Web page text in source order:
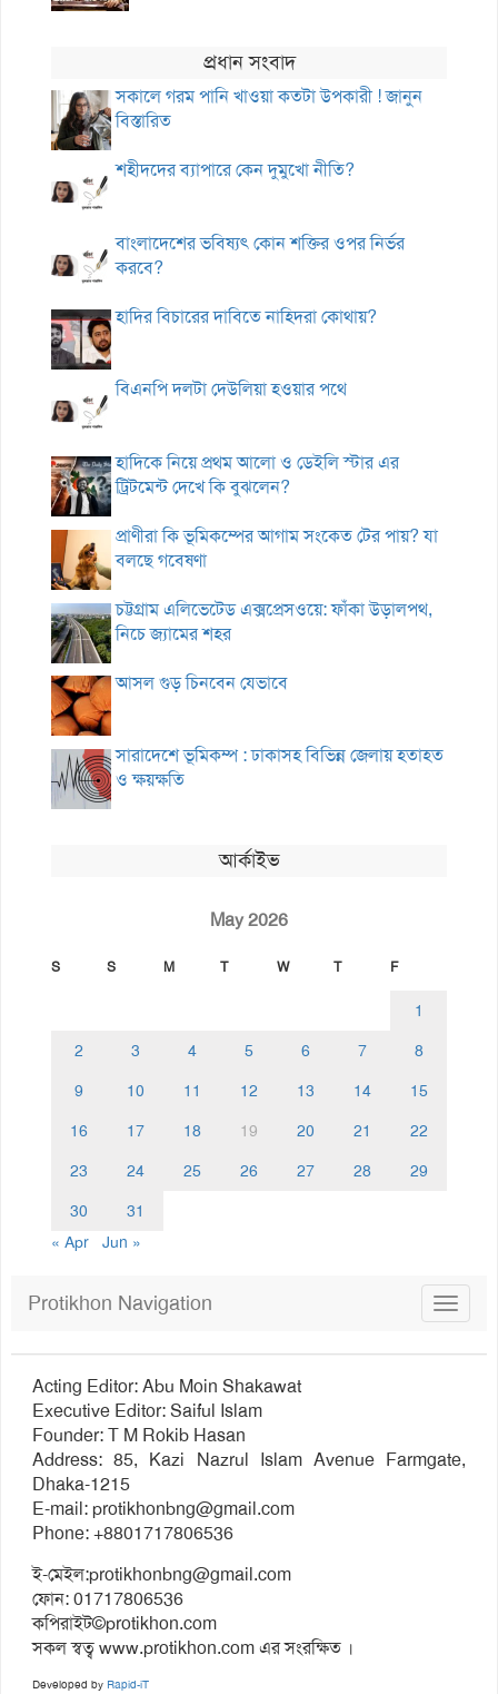
প্রধান সংবাদ
সকালে গরম পানি খাওয়া কতটা উপকারী ! জানুন
বিস্তারিত
শহীদদের ব্যাপারে কেন দুমুখো নীতি?
বাংলাদেশের ভবিষ্যৎ কোন শক্তির ওপর নির্ভর
করবে?
হাদির বিচারের দাবিতে নাহিদরা কোথায়?
বিএনপি দলটা দেউলিয়া হওয়ার পথে
হাদিকে নিয়ে প্রথম আলো ও ডেইলি স্টার এর
ট্রিটমেন্ট দেখে কি বুঝলেন?
প্রাণীরা কি ভূমিকম্পের আগাম সংকেত টের পায়? যা
বলছে গবেষণা
চট্টগ্রাম এলিভেটেড এক্সপ্রেসওয়ে: ফাঁকা উড়ালপথ,
নিচে জ্যামের শহর
আসল গুড় চিনবেন যেভাবে
সারাদেশে ভূমিকম্প : ঢাকাসহ বিভিন্ন জেলায় হতাহত
ও ক্ষয়ক্ষতি
আর্কাইভ
May 2026
S S M T W T F
1
2
3 4 5 6 7
8
9
10 11 12 13 14
15
16
17 18 19 20 21
22
23
24 25 26 27 28
29
30
31
« Apr
Jun »
Toggle
Protikhon Navigation
Acting Editor: Abu Moin Shakawat
Executive Editor: Saiful Islam
Founder: T M Rokib Hasan
Address: 85, Kazi Nazrul Islam Avenue Farmgate,
Dhaka-1215
E-mail:protikhonbng@gmail.com
Phone: +8801717806536
ই-মেইল:protikhonbng@gmail.com
ফোন: 01717806536
কপিরাইট©protikhon.com
সকল স্বত্ব www.protikhon.com এর সংরক্ষিত ।
Developed by Rapid-iT